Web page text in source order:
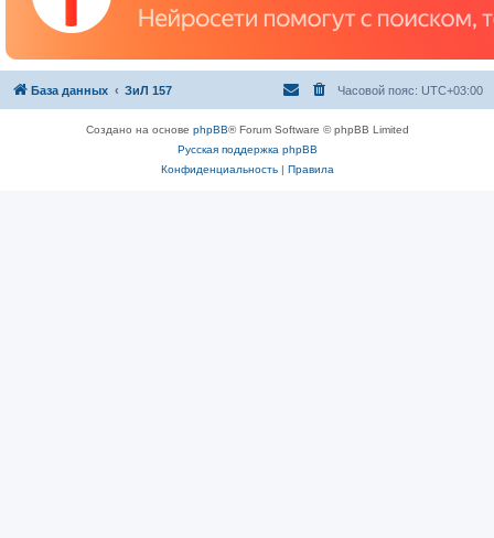
База данных ЗиЛ 157 Часовой пояс: UTC+03:00
Создано на основе phpBB® Forum Software © phpBB Limited
Русская поддержка phpBB
Конфиденциальность| Правила